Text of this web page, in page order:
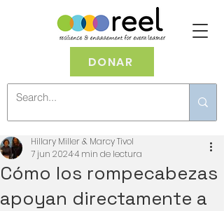
DONAR
Cómo los rompecabezas
apoyan directamente a
Hillary Miller & Marcy Tivol
7 jun 20244 min de lectura